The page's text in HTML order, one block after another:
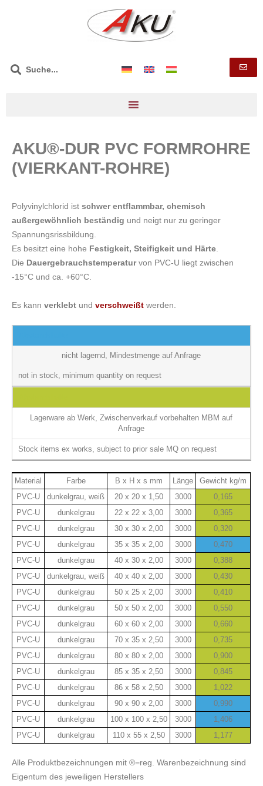
AKU®-DUR PVC FORMROHRE
(VIERKANT-ROHRE)
Polyvinylchlorid ist schwer entflammbar, chemisch
außergewöhnlich beständig und neigt nur zu geringer
Spannungsrissbildung.
Es besitzt eine hohe Festigkeit, Steifigkeit und Härte.
Die Dauergebrauchstemperaturvon PVC-U liegt zwischen
-15°C und ca. +60°C.
Es kann verklebt und verschweißt werden.
nicht lagernd, Mindestmenge auf Anfrage
not in stock, minimum quantity on request
Lagerware ab Werk, Zwischenverkauf vorbehalten MBM auf
Anfrage
Stock items ex works, subject to prior sale MQ on request
Material Farbe B x H x s mm Länge
Gewicht kg/m
PVC-U
dunkelgrau, weiß 20 x 20 x 1,50 3000
0,165
PVC-U
dunkelgrau 22 x 22 x 3,00 3000
0,365
PVC-U
dunkelgrau 30 x 30 x 2,00 3000
0,320
PVC-U
dunkelgrau 35 x 35 x 2,00 3000
0,470
PVC-U
dunkelgrau 40 x 30 x 2,00 3000
0,388
PVC-U
dunkelgrau, weiß 40 x 40 x 2,00 3000
0,430
PVC-U
dunkelgrau 50 x 25 x 2,00 3000
0,410
PVC-U
dunkelgrau 50 x 50 x 2,00 3000
0,550
PVC-U
dunkelgrau 60 x 60 x 2,00 3000
0,660
PVC-U
dunkelgrau 70 x 35 x 2,50 3000
0,735
PVC-U
dunkelgrau 80 x 80 x 2,00 3000
0,900
PVC-U
dunkelgrau 85 x 35 x 2,50 3000
0,845
PVC-U
dunkelgrau 86 x 58 x 2,50 3000
1,022
PVC-U
dunkelgrau 90 x 90 x 2,00 3000
0,990
PVC-U
dunkelgrau 100 x 100 x 2,50 3000
1,406
PVC-U
dunkelgrau 110 x 55 x 2,50 3000 1,177
Alle Produktbezeichnungen mit ®=reg. Warenbezeichnung sind
Eigentum des jeweiligen Herstellers